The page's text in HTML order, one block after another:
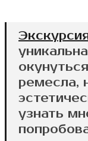
ремесла,
узнать